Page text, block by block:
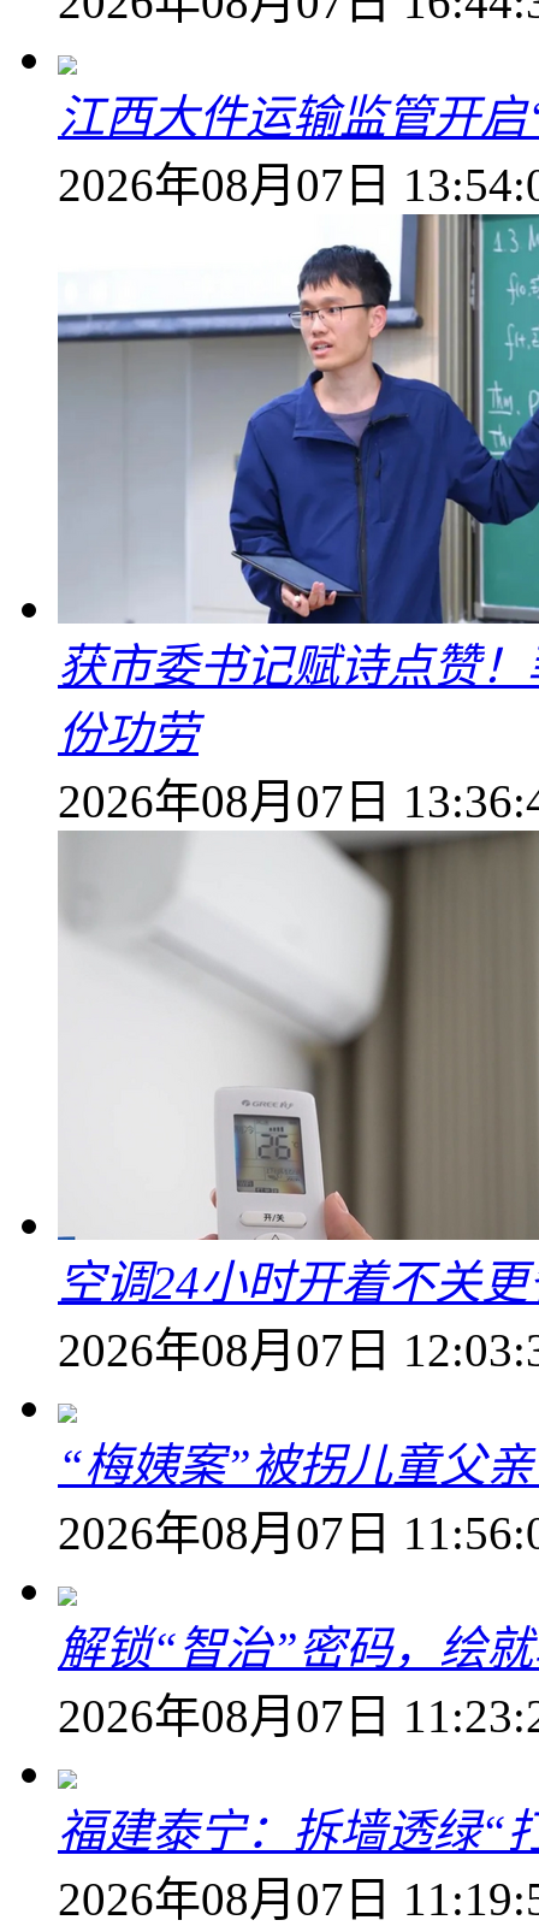
江西大件运输监管开
2026年08月07日
获市委书记赋诗点赞
份功劳
2026年08月07日
空调24小时开着不关
2026年08月07日
“梅姨案”被拐儿童父
2026年08月07日
解锁“智治”密码，绘
2026年08月07日
福建泰宁：拆墙透绿“
2026年08月07日